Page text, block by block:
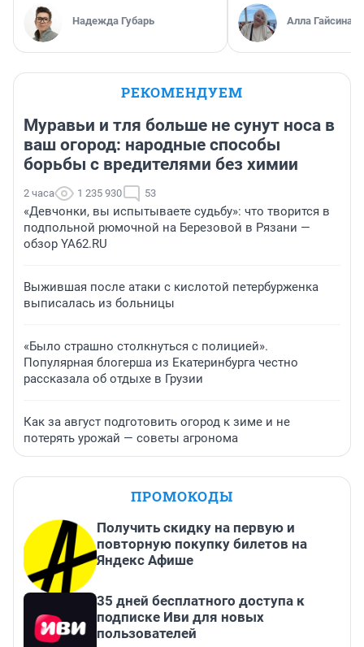
Надежда Губарь Алла Гайсина
РЕКОМЕНДУЕМ
Муравьи и тля больше не сунут носа в
ваш огород: народные способы
борьбы с вредителями без химии
2 часа 1 235 930 53
«Девчонки, вы испытываете судьбу»: что творится в
подпольной рюмочной на Березовой в Рязани —
обзор YA62.RU
Выжившая после атаки с кислотой петербурженка
выписалась из больницы
«Было страшно столкнуться с полицией».
Популярная блогерша из Екатеринбурга честно
рассказала об отдыхе в Грузии
Как за август подготовить огород к зиме и не
потерять урожай — советы агронома
ПРОМОКОДЫ
Получить скидку на первую и
повторную покупку билетов на
Яндекс Афише
35 дней бесплатного доступа к
подписке Иви для новых
пользователей